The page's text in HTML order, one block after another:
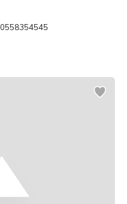
0558354545